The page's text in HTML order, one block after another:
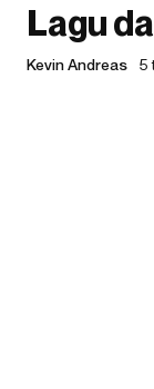
Lagu
Kevin Andreas 5